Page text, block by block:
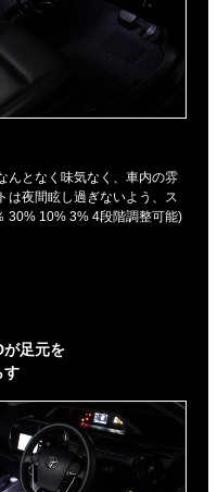
んとなく味気なく、車内の雰
は夜間眩し過ぎないよう、ス
30% 10% 3% 4段階調整可能)
が足元を
す